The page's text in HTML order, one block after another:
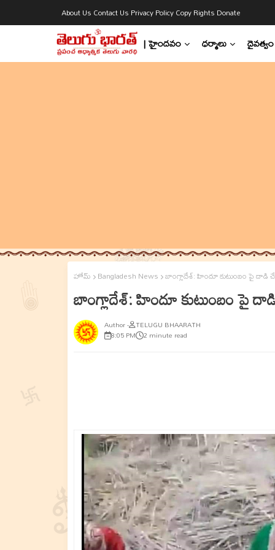
About Us Contact Us Privacy PolicyCopy Rights Donate
| హైందవం ధర్మాలు దైవత్వం
హోమ్ Bangladesh News బాంగ్లాదేశ్: హిందూ కుటుంబం పై దాడి
బాంగ్లాదేశ్: హిందూ కుటుంబం పై
TELUGU BHAARATH
8:05 PM 2 minute read